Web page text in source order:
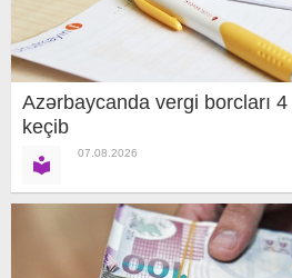
Azərbaycanda vergi borcları 4
keçib
07.08.2026